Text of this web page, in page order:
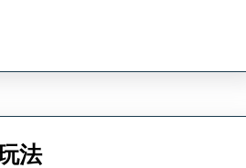
最
多？
法tiktok